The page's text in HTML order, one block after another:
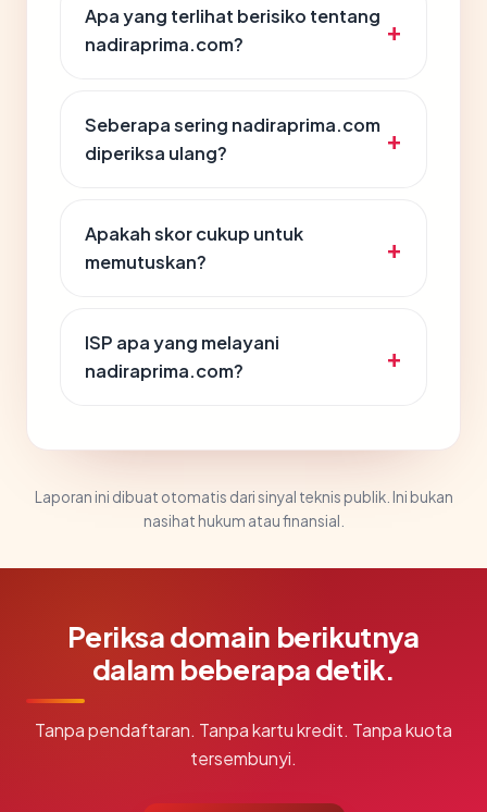
Apa yang terlihat berisiko tentang
nadiraprima.com?
Seberapa sering nadiraprima.com
diperiksa ulang?
Apakah skor cukup untuk
memutuskan?
ISP apa yang melayani
nadiraprima.com?
Laporan ini dibuat otomatis dari sinyal teknis publik. Ini bukan
nasihat hukum atau finansial.
Periksa domain berikutnya
dalam beberapa detik.
Tanpa pendaftaran. Tanpa kartu kredit. Tanpa kuota
tersembunyi.